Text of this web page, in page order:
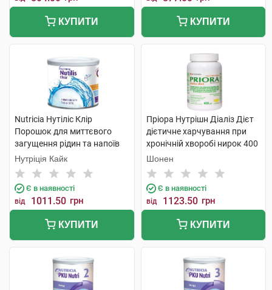
КУПИТИ КУПИТИ
Nutricia Нутіліс Клір
Порошок для миттєвого
загущення рідин та напоїв
175 мл 1 банка
Нутріція Кайк
Є в наявності
від 1011.50 грн
КУПИТИ
Пріора Нутрішн Діаліз Дієт
дієтичне харчування при
хронічній хворобі нирок 400
г 1 банка
Шонен
Є в наявності
від 1123.50 грн
КУПИТИ